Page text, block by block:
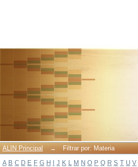
ALIN Principal →
Filtrar por: Materia
A B C D E F G H J K L M N O P Q R S T U V